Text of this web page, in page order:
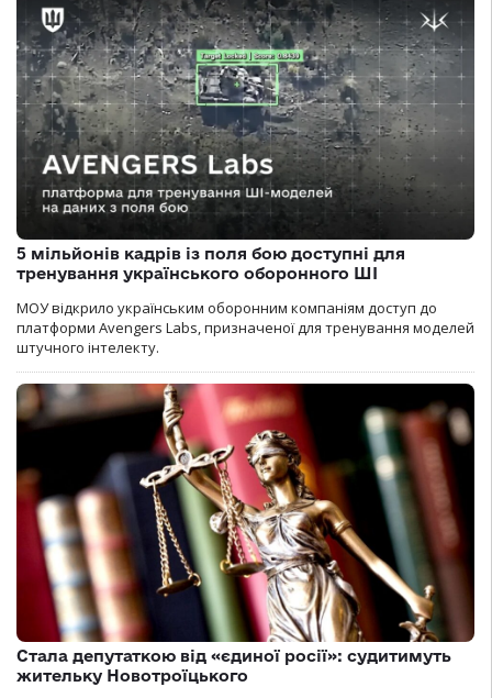
5 мільйонів кадрів із поля бою доступні для
тренування українського оборонного ШІ
МОУ відкрило українським оборонним компаніям доступ до
платформи Avengers Labs, призначеної для тренування моделей
штучного інтелекту.
Стала депутаткою від «єдиної росії»: судитимуть
жительку Новотроїцького